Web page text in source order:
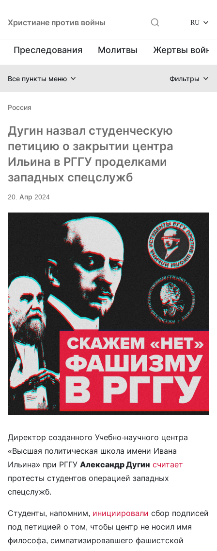
Христиане против войны RU
Преследования Молитвы Жертвы
Все пункты меню Фильтры
Россия
Дугин назвал студенческую
петицию о закрытии центра
Ильина в РГГУ проделками
западных спецслужб
20. Апр 2024
Директор созданного Учебно-научного центра
«Высшая политическая школа имени Ивана
Ильина» при РГГУ Александр Дугин считает
протесты студентов операцией западных
спецслужб.
Студенты, напомним, инициировали сбор подписей
под петицией о том, чтобы центр не носил имя
философа, симпатизировавшего фашистской